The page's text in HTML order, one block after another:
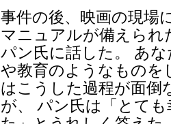
事件の後、映画の現場
マニュアルが備えられ
パン氏に話した。 あ
や教育のようなものを
はこうした過程が面倒
が、 パン氏は「とて